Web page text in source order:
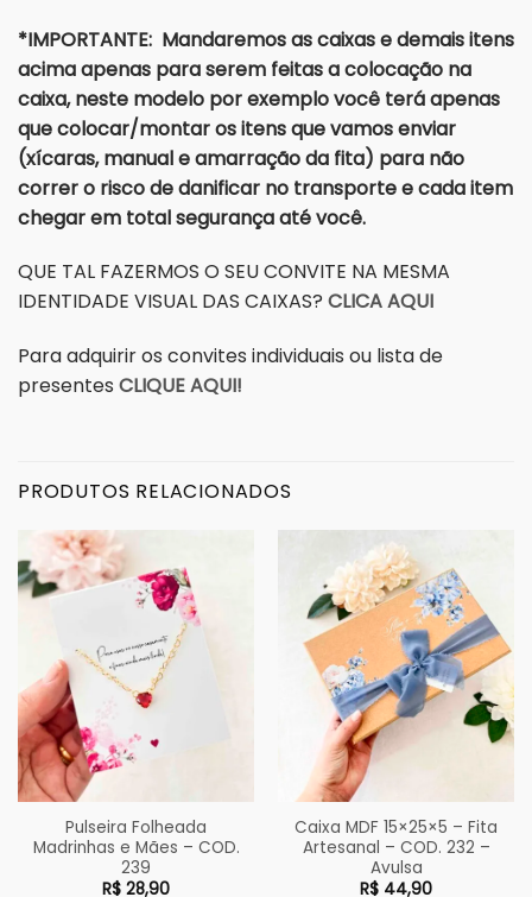
*IMPORTANTE: Mandaremos as caixas e demais itens
acima apenas para serem feitas a colocação na
caixa, neste modelo por exemplo você terá apenas
que colocar/montar os itens que vamos enviar
(xícaras, manual e amarração da fita) para não
correr o risco de danificar no transporte e cada item
chegar em total segurança até você.
QUE TAL FAZERMOS O SEU CONVITE NA MESMA
IDENTIDADE VISUAL DAS CAIXAS? CLICA AQUI
Para adquirir os convites individuais ou lista de
presentes CLIQUE AQUI!
PRODUTOS RELACIONADOS
Pulseira Folheada
Madrinhas e Mães – COD.
239
R$ 28,90
Caixa MDF 15×25×5 – Fita
Artesanal – COD. 232 –
Avulsa
R$ 44,90